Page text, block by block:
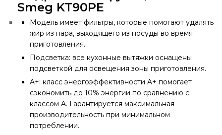
Smeg KT90PE
Модель имеет фильтры, которые помогают удалять
жир из пара, выходящего из посуды во время
приготовления.
Подсветка: все кухонные вытяжки оснащены
подсветкой для освещения зоны приготовления.
A+: класс энергоэффективности A+ помогает
сэкономить до 10% энергии по сравнению с
классом A. Гарантируется максимальная
производительность при минимальном
потреблении.